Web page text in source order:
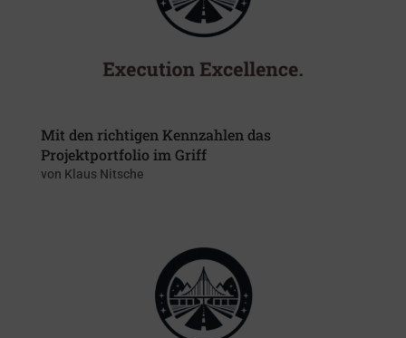
Mit den richtigen Kennzahlen das
Projektportfolio im Griff
von Klaus Nitsche